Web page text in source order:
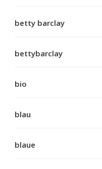
betty barclay
bettybarclay
bio
blau
blaue